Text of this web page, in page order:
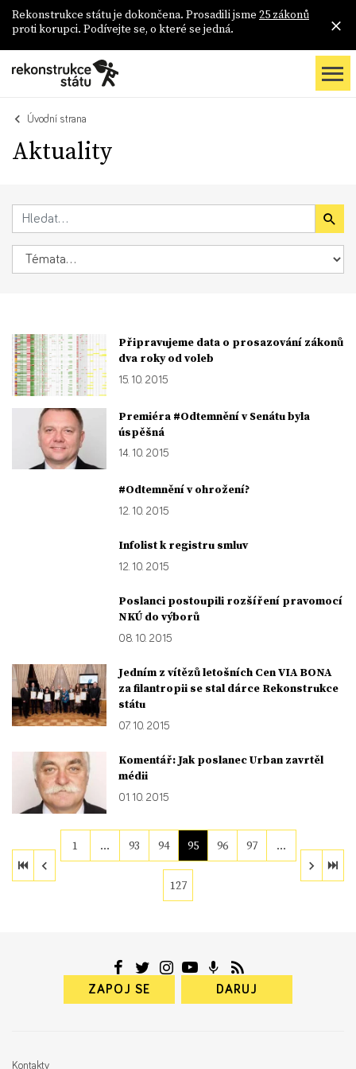
Rekonstrukce státu je dokončena. Prosadili jsme 25 zákonů
proti korupci. Podívejte se, o které se jedná.
Úvodní strana
Aktuality
Připravujeme data o prosazování zákonů
dva roky od voleb
15. 10. 2015
Premiéra #Odtemnění v Senátu byla
úspěšná
14. 10. 2015
#Odtemnění v ohrožení?
12. 10. 2015
Infolist k registru smluv
12. 10. 2015
Poslanci postoupili rozšíření pravomocí
NKÚ do výborů
08. 10. 2015
Jedním z vítězů letošních Cen VIA BONA
za filantropii se stal dárce Rekonstrukce
státu
07. 10. 2015
Komentář: Jak poslanec Urban zavrtěl
médii
01. 10. 2015
1 … 93 94 95 96 97 …
127
ZAPOJ SE DARUJ
Kontakty